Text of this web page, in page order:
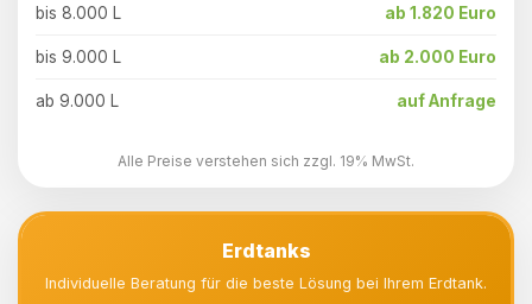
bis 8.000 L ab 1.820 Euro
bis 9.000 L ab 2.000 Euro
ab 9.000 L auf Anfrage
Alle Preise verstehen sich zzgl. 19% MwSt.
Erdtanks
Individuelle Beratung für die beste Lösung bei Ihrem Erdtank.